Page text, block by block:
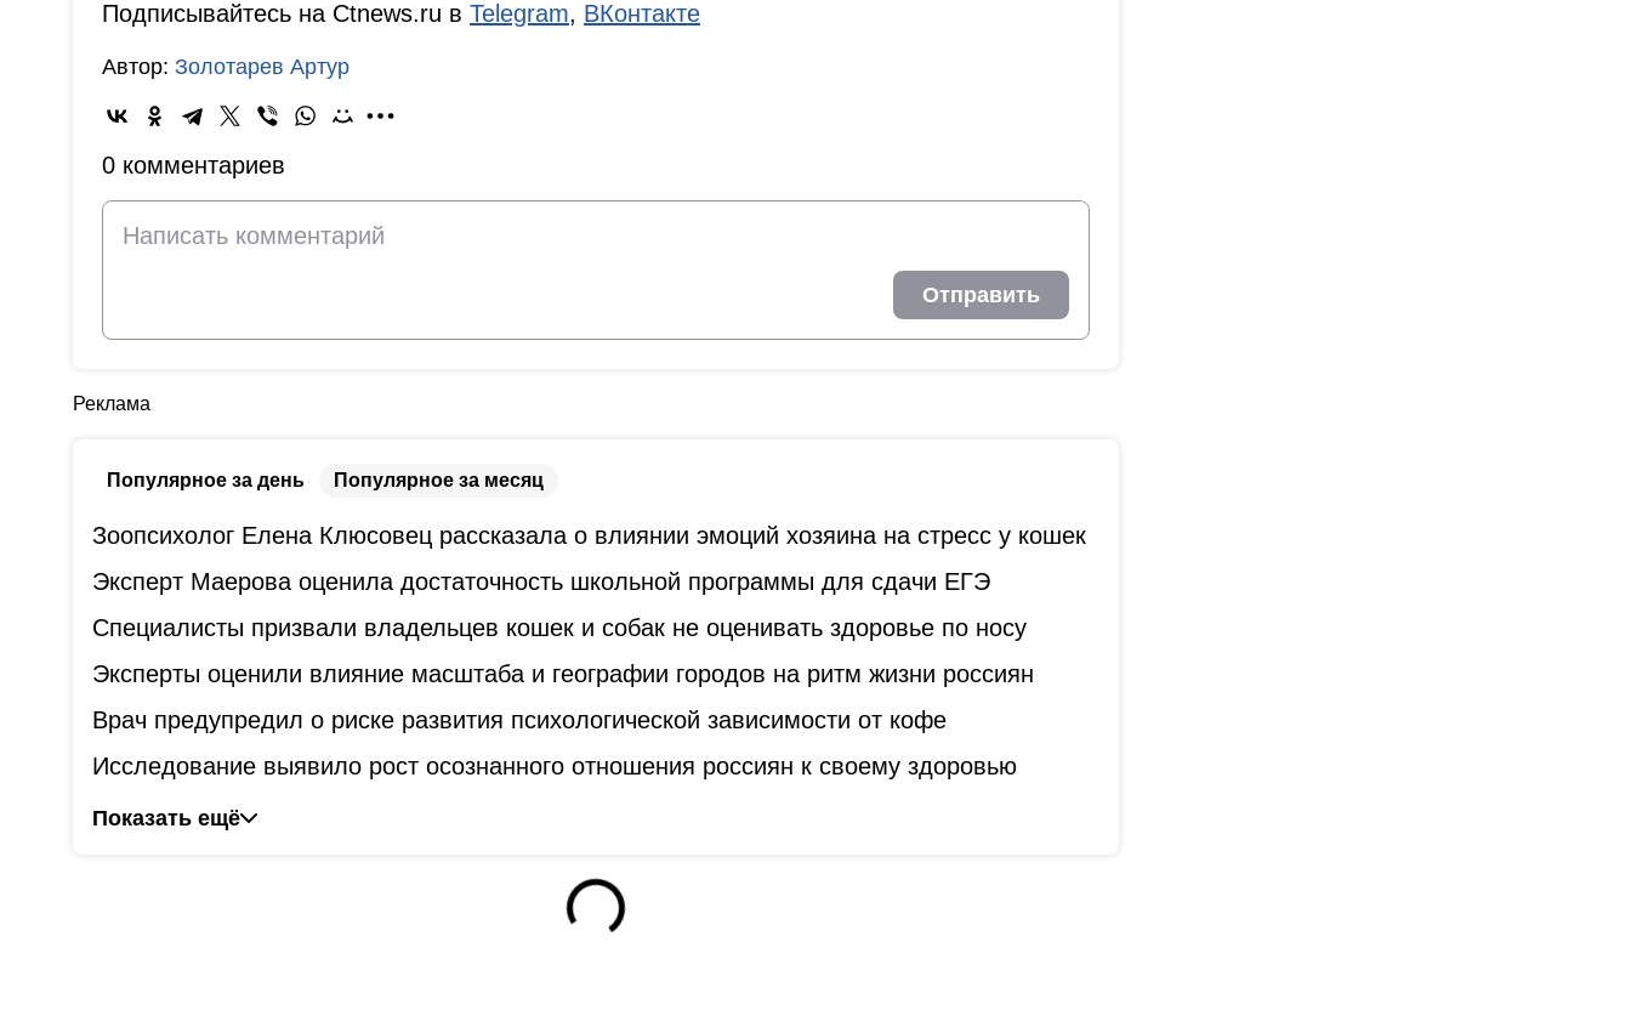
Подписывайтесь на Ctnews.ru в Telegram, ВКонтакте
Автор: Золотарев Артур
0 комментариев
Отправить
Реклама
Популярное за день Популярное за месяц
Зоопсихолог Елена Клюсовец рассказала о влиянии эмоций хозяина на стресс у кошек
Эксперт Маерова оценила достаточность школьной программы для сдачи ЕГЭ
Специалисты призвали владельцев кошек и собак не оценивать здоровье по носу
Эксперты оценили влияние масштаба и географии городов на ритм жизни россиян
Врач предупредил о риске развития психологической зависимости от кофе
Исследование выявило рост осознанного отношения россиян к своему здоровью
Показать ещё